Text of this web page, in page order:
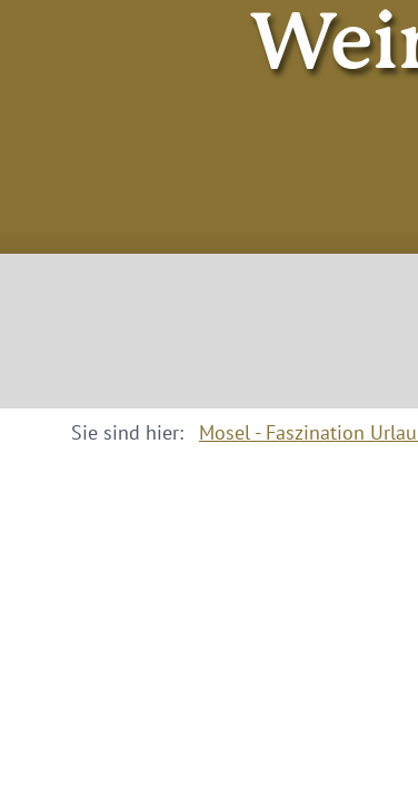
Sie sind hier: Mosel - Faszination